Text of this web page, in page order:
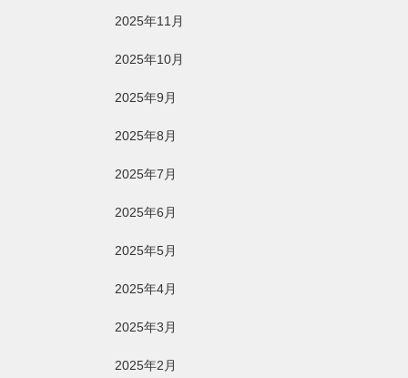
2025年11月
2025年10月
2025年9月
2025年8月
2025年7月
2025年6月
2025年5月
2025年4月
2025年3月
2025年2月